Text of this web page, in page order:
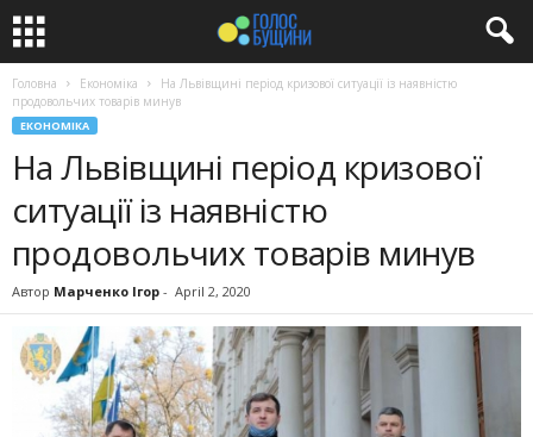
Головна Економіка
На Львівщині період кризової ситуації із наявністю
продовольчих товарів минув
ЕКОНОМІКА
На Львівщині період кризової
ситуації із наявністю
продовольчих товарів минув
Автор Марченко Ігор - April 2, 2020